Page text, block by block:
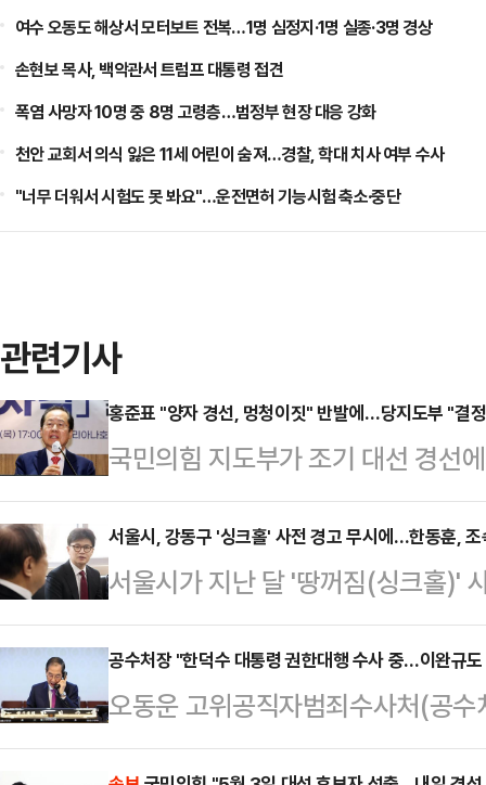
여수 오동도 해상서 모터보트 전복…1명 심정지·1명 실종·3명 경상
손현보 목사, 백악관서 트럼프 대통령 접견
폭염 사망자 10명 중 8명 고령층…범정부 현장 대응 강화
천안 교회서 의식 잃은 11세 어린이 숨져…경찰, 학대 치사 여부 수사
"너무 더워서 시험도 못 봐요"…운전면허 기능시험 축소·중단
관련기사
홍준표 "양자 경선, 멍청이짓" 반발에…당지도부 "결
국민의힘 지도부가 조기 대선 경선
최후 두 후보를 뽑아 양자 결선을
것이 없다"고 밝혔다.이양수 국민
나 '양자 결선 구도에 대해 찬탄(탄
다는 지적이 나왔다'는 물음에 "양
앞서 일부 언론은 국민의힘이 이번
의 득표가 과반에 못 미칠 경우 결
보도했다…
서울시, 강동구 '싱크홀' 사전 경고 무시에…한동훈,
서울시가 지난 달 '땅꺼짐(싱크홀)'
험 지역으로 지정하지 않은 것으로
"싱크홀 위험 지역을 조속히 전수
는 9일 페이스북에서 "서울시가 이
험 지역 보고서를 제출했지만, 사고
공수처장 "한덕수 대통령 권한대행 수사 중…이완규
오동운 고위공직자범죄수사처(공
리에 대한 수사가 진행 중이라고 밝